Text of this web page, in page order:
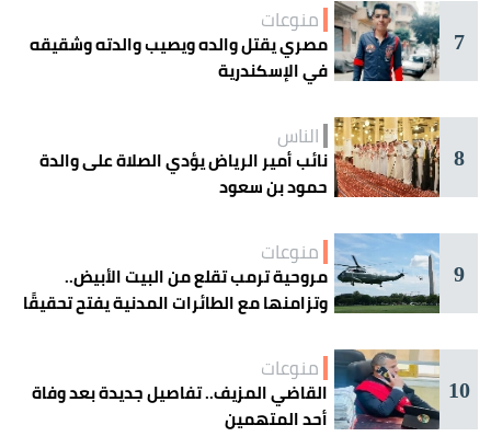
7
منوعات
مصري يقتل والده ويصيب والدته وشقيقه
في الإسكندرية
8
الناس
نائب أمير الرياض يؤدي الصلاة على والدة
حمود بن سعود
9
منوعات
مروحية ترمب تقلع من البيت الأبيض..
وتزامنها مع الطائرات المدنية يفتح تحقيقًا
10
منوعات
القاضي المزيف.. تفاصيل جديدة بعد وفاة
أحد المتهمين